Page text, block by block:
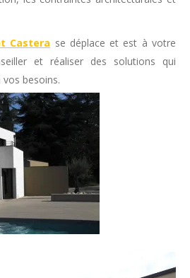
Castera se déplace et est à votre
et réaliser des solutions qui
besoins.